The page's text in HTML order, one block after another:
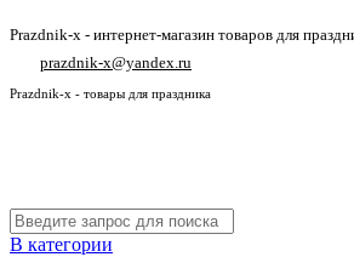
Prazdnik-x - интернет-магазин товаров для
prazdnik-x@yandex.ru
Prazdnik-x - товары для праздника
В категории